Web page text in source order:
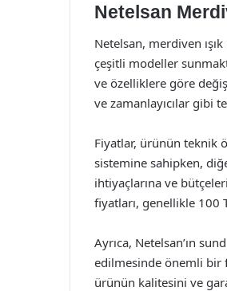
Netelsan
Netelsan, merdiven
çeşitli modeller
ve özelliklere göre
ve zamanlayıcılar gibi
Fiyatlar, ürünün teknik
sistemine sahipken,
ihtiyaçlarına ve
fiyatları, genellikle 100
Ayrıca, Netelsan’ın
edilmesinde önemli bir
ürünün kalitesini ve